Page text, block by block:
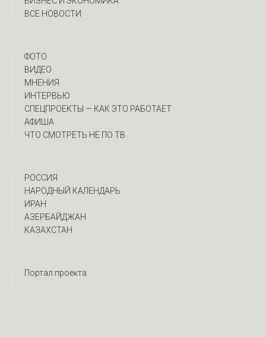
ВСЕ НОВОСТИ
ФОТО
ВИДЕО
МНЕНИЯ
ИНТЕРВЬЮ
CПЕЦПРОЕКТЫ — КАК ЭТО РАБОТАЕТ
АФИША
ЧТО СМОТРЕТЬ НЕ ПО ТВ
РОССИЯ
НАРОДНЫЙ КАЛЕНДАРЬ
ИРАН
АЗЕРБАЙДЖАН
КАЗАХСТАН
Портал проекта